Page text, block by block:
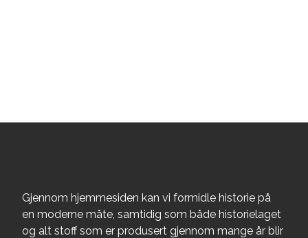
Gjennom hjemmesiden kan vi formidle historie på
en moderne måte, samtidig som både historielaget
og alt stoff som er produsert gjennom mange år blir